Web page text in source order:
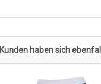
Kunden haben sich